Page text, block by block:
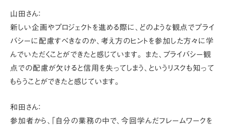
山田さん：
新しい企画やプロジェクトを進める際に、どのような観点でプライ
バシーに配慮すべきなのか、考え方のヒントを参加した方々に学
んでいただくことができたと感じています。 また、プライバシー観
点での配慮が欠けると信用を失ってしまう、というリスクも知って
もらうことができたと感じています。
和田さん：
参加者から、「自分の業務の中で、今回学んだフレームワークを